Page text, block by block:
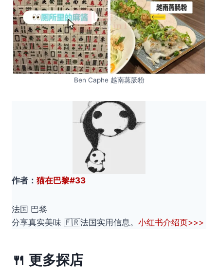
Ben Caphe 越南蒸肠粉
作者： 猫在巴黎#33
法国 巴黎
分享真实美味 🇫🇷法国实用信息。 小红书介绍页>>>
🍴 更多探店